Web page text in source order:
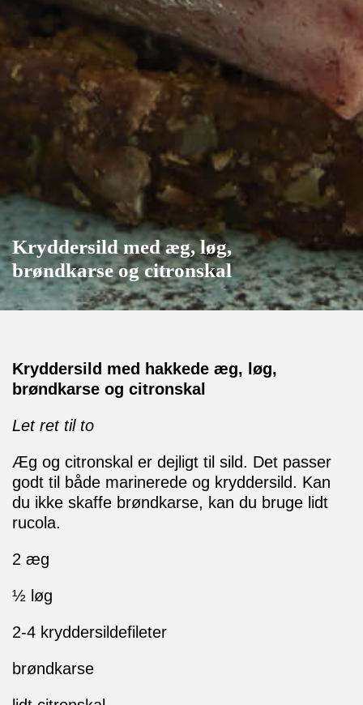
Kryddersild med æg, løg,
brøndkarse og citronskal
Kryddersild med hakkede æg, løg,
brøndkarse og citronskal
Let ret til to
Æg og citronskal er dejligt til sild. Det passer
godt til både marinerede og kryddersild. Kan
du ikke skaffe brøndkarse, kan du bruge lidt
rucola.
2 æg
½ løg
2-4 kryddersildefileter
brøndkarse